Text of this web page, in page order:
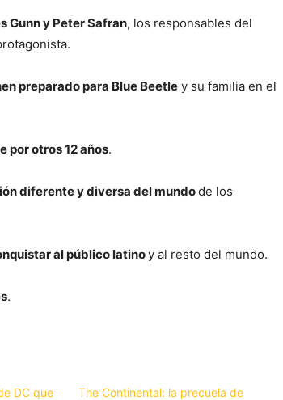
Gunn y Peter Safran, los responsables del
preparado para Blue Beetle y su familia en el
por otros 12 años.
diferente y diversa del mundode los
al público latinoy al resto del mundo.
.
DC que
The Continental: la precuela de